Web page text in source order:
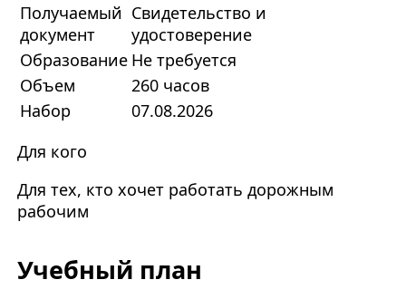
Получаемый
документ
Свидетельство и
удостоверение
Образование Не требуется
Объем
260 часов
Набор
07.08.2026
Для кого
Для тех, кто хочет работать дорожным
рабочим
Учебный план